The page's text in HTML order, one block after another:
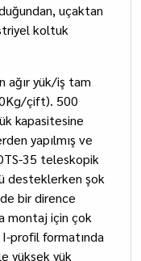
uçaktan
koltuk
ağır yük/iş tam
çift). 500
kapasitesine
yapılmış ve
35 teleskopik
desteklerken şok
bir dirence
montaj için çok
profil formatında
yüksek yük